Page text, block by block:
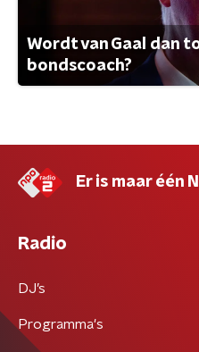
Wordt van Gaal dan
bondscoach?
Er is maar één
Radio
DJ’s
Programma's